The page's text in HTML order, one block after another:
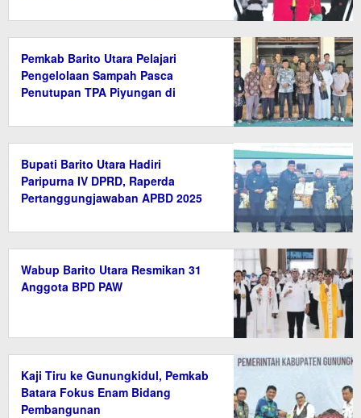
Pemkab Barito Utara Pelajari
Pengelolaan Sampah Pasca
Penutupan TPA Piyungan di
Bupati Barito Utara Hadiri
Paripurna IV DPRD, Raperda
Pertanggungjawaban APBD 2025
Wabup Barito Utara Resmikan 31
Anggota BPD PAW
Kaji Tiru ke Gunungkidul, Pemkab
Batara Fokus Enam Bidang
Pembangunan